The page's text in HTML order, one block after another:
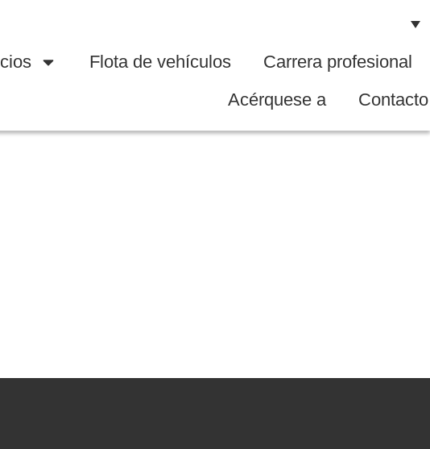
Flota de vehículos
Carrera profesional
Acérquese a
Contacto